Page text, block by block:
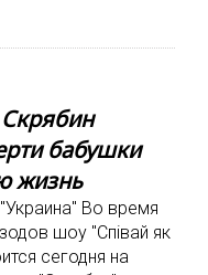
Скрябин
бабушки
жизнь
Во время
шоу "Співай як
сегодня на